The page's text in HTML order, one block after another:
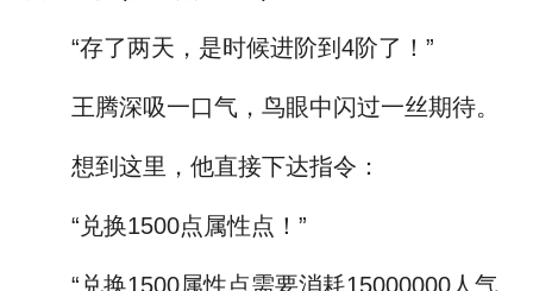
“存了两天，是时候进阶到4阶了！”
王腾深吸一口气，鸟眼中闪过一丝期待。
想到这里，他直接下达指令：
“兑换1500点属性点！”
“兑换1500属性点需要消耗15000000人气